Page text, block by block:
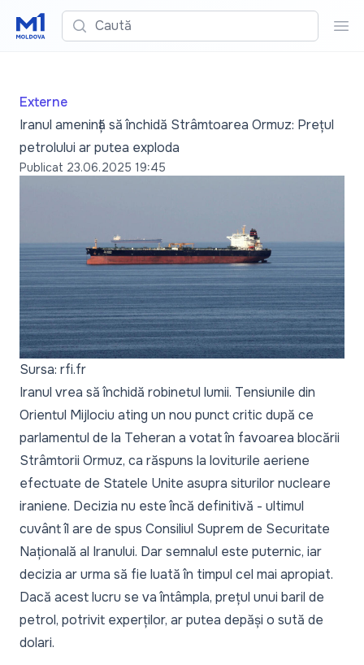
Caută
Externe
Iranul amenință să închidă Strâmtoarea Ormuz: Prețul
petrolului ar putea exploda
Publicat 23.06.2025 19:45
Sursa: rfi.fr
Iranul vrea să închidă robinetul lumii. Tensiunile din
Orientul Mijlociu ating un nou punct critic după ce
parlamentul de la Teheran a votat în favoarea blocării
Strâmtorii Ormuz, ca răspuns la loviturile aeriene
efectuate de Statele Unite asupra siturilor nucleare
iraniene. Decizia nu este încă definitivă - ultimul
cuvânt îl are de spus Consiliul Suprem de Securitate
Națională al Iranului. Dar semnalul este puternic, iar
decizia ar urma să fie luată în timpul cel mai apropiat.
Dacă acest lucru se va întâmpla, prețul unui baril de
petrol, potrivit experților, ar putea depăși o sută de
dolari.